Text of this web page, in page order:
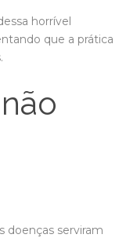
horrível
que a prática
doenças serviram